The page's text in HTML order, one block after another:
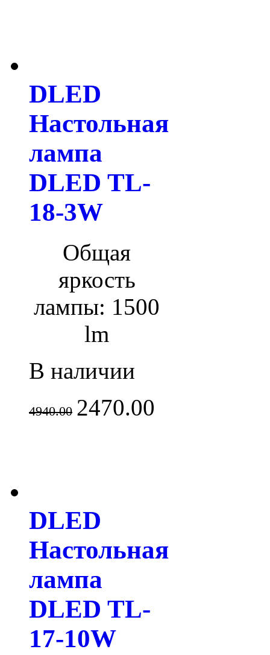
DLED
Настольная
лампа
DLED TL-
18-3W
Общая
яркость
лампы: 1500
lm
В наличии
4940.00 2470.00
DLED
Настольная
лампа
DLED TL-
17-10W